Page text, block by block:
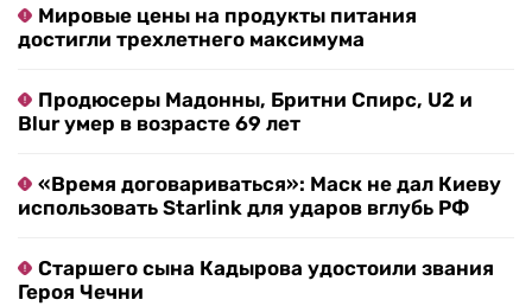
Мировые цены на продукты питания
достигли трехлетнего максимума
Продюсеры Мадонны, Бритни Спирс, U2 и
Blur умер в возрасте 69 лет
«Время договариваться»: Маск не дал Киеву
использовать Starlink для ударов вглубь РФ
Старшего сына Кадырова удостоили звания
Героя Чечни